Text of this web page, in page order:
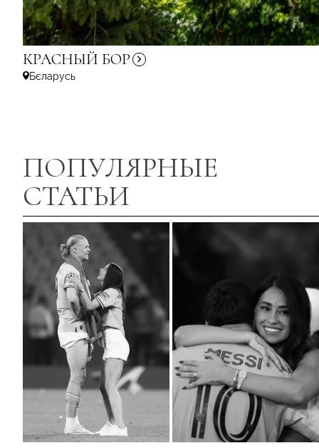
КРАСНЫЙ БОР
Бєларусь
ПОПУЛЯРНЫЕ
СТАТЬИ